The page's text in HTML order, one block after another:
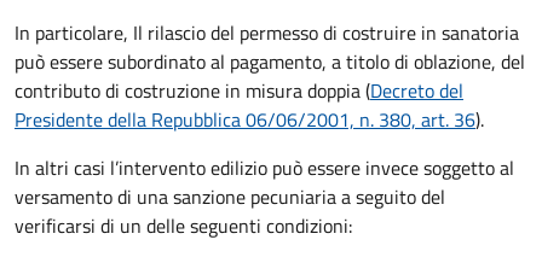
In particolare, Il rilascio del permesso di costruire in sanatoria
può essere subordinato al pagamento, a titolo di oblazione, del
contributo di costruzione in misura doppia (Decreto del
Presidente della Repubblica 06/06/2001, n. 380, art. 36).
In altri casi l’intervento edilizio può essere invece soggetto al
versamento di una sanzione pecuniaria a seguito del
verificarsi di un delle seguenti condizioni: